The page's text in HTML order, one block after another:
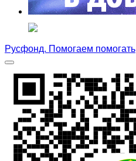
Русфонд. Помогаем помогать